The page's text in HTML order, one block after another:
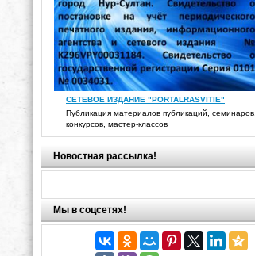
СЕТЕВОЕ ИЗДАНИЕ "PORTALRASVITIE"
Публикация материалов публикаций, семинаров,
конкурсов, мастер-классов
Новостная рассылка!
Мы в соцсетях!